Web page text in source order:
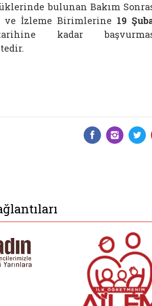
bulunan Bakım
ve İzleme Birimlerine 19
kadar